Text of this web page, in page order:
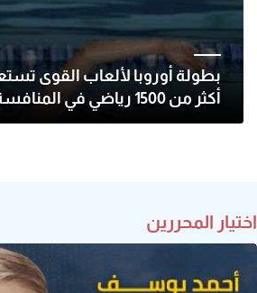
بطولة أوروبا لألعاب القوى
أكثر من 1500 رياضي في المنافسة
اختيار المحررين